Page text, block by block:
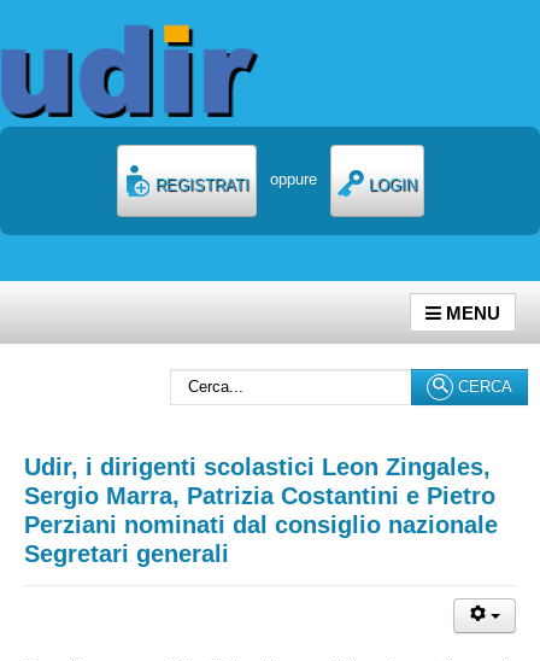
REGISTRATI oppure LOGIN
MENU
CERCA
Udir, i dirigenti scolastici Leon Zingales,
Sergio Marra, Patrizia Costantini e Pietro
Perziani nominati dal consiglio nazionale
Segretari generali